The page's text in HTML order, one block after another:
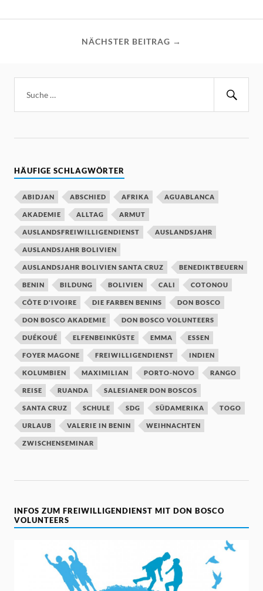
NÄCHSTER BEITRAG →
HÄUFIGE SCHLAGWÖRTER
ABIDJAN ABSCHIED AFRIKA AGUABLANCA
AKADEMIE ALLTAG ARMUT
AUSLANDSFREIWILLIGENDIENST AUSLANDSJAHR
AUSLANDSJAHR BOLIVIEN
AUSLANDSJAHR BOLIVIEN SANTA CRUZ BENEDIKTBEUERN
BENIN BILDUNG BOLIVIEN CALI COTONOU
CÔTE D'IVOIRE DIE FARBEN BENINS DON BOSCO
DON BOSCO AKADEMIE DON BOSCO VOLUNTEERS
DUÉKOUÉ ELFENBEINKÜSTE EMMA ESSEN
FOYER MAGONE FREIWILLIGENDIENST INDIEN
KOLUMBIEN MAXIMILIAN PORTO-NOVO RANGO
REISE RUANDA SALESIANER DON BOSCOS
SANTA CRUZ SCHULE SDG SÜDAMERIKA TOGO
URLAUB VALERIE IN BENIN WEIHNACHTEN
ZWISCHENSEMINAR
INFOS ZUM FREIWILLIGENDIENST MIT DON BOSCO
VOLUNTEERS